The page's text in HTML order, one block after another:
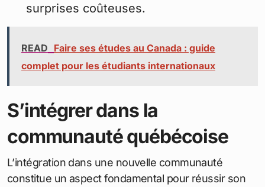
surprises coûteuses.
READ Faire ses études au Canada : guide
complet pour les étudiants internationaux
S’intégrer dans la
communauté québécoise
L’intégration dans une nouvelle communauté
constitue un aspect fondamental pour réussir son